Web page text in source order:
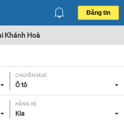
Đăng tin
Khánh Hoà
CHUYÊN MỤC
Ô tô
HÃNG XE
Kia